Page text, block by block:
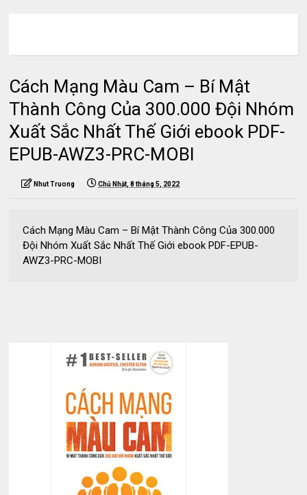
Cách Mạng Màu Cam – Bí Mật
Thành Công Của 300.000 Đội Nhóm
Xuất Sắc Nhất Thế Giới ebook PDF-
EPUB-AWZ3-PRC-MOBI
Nhut Truong Chủ Nhật, 8 tháng 5, 2022
Cách Mạng Màu Cam – Bí Mật Thành Công Của 300.000
Đội Nhóm Xuất Sắc Nhất Thế Giới ebook PDF-EPUB-
AWZ3-PRC-MOBI